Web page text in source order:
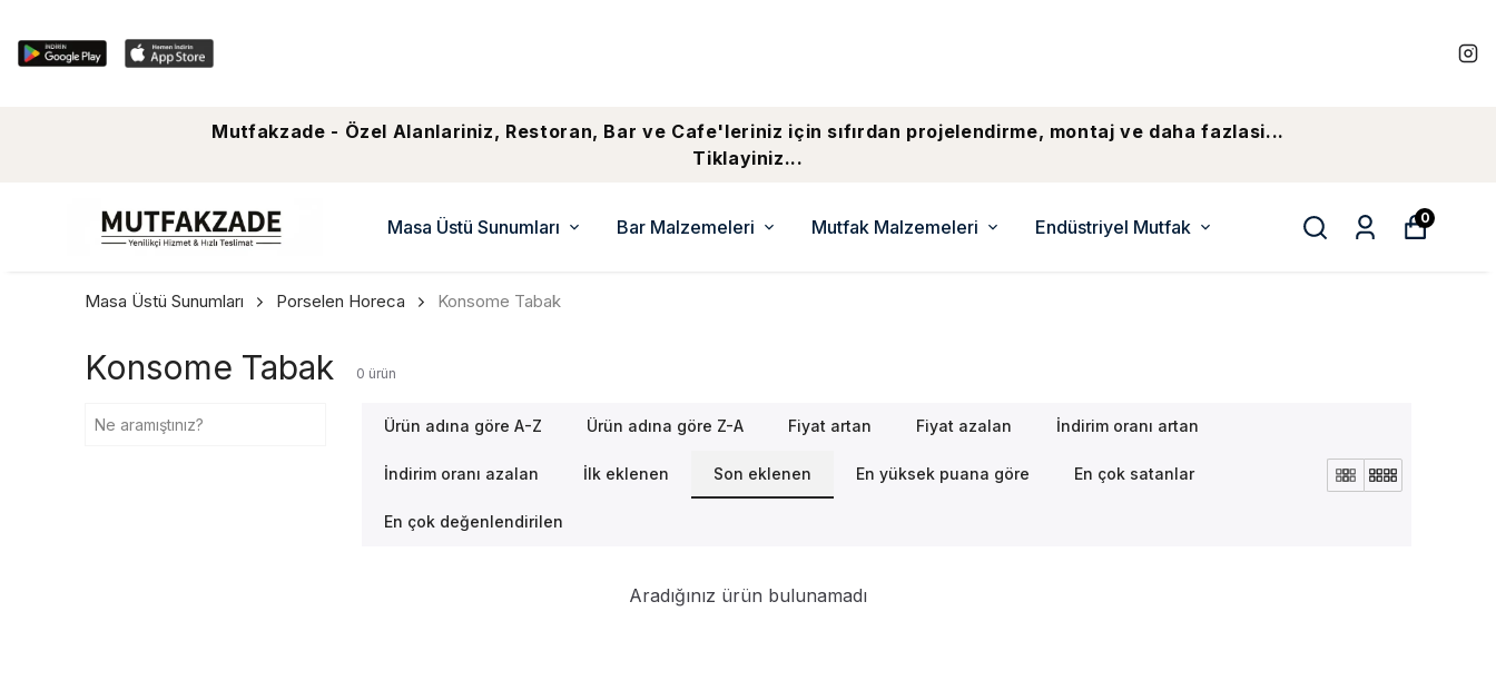
Mutfakzade - Özel Alanlariniz, Restoran, Bar ve Cafe'leriniz için sıfırdan projelendirme, montaj ve daha fazlasi...
Tiklayiniz...
Masa Üstü Sunumları Bar Malzemeleri Mutfak Malzemeleri Endüstriyel Mutfak 0
Masa Üstü Sunumları Porselen Horeca Konsome Tabak
Konsome Tabak 0 ürün
Ürün adına göre A-Z Ürün adına göre Z-A Fiyat artan Fiyat azalan İndirim oranı artan
İndirim oranı azalan İlk eklenen Son eklenen En yüksek puana göre En çok satanlar
En çok değenlendirilen
Aradığınız ürün bulunamadı